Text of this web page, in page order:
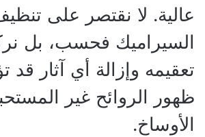
عالية. لا نقتصر على
السيراميك فحسب، بل
تعقيمه وإزالة أي آثار قد
ظهور الروائح غير
الأوساخ.